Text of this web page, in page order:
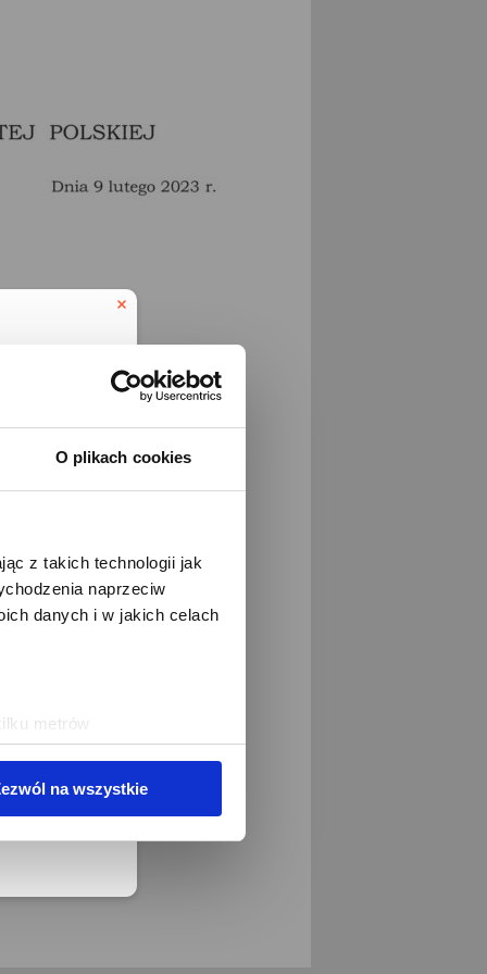
O plikach cookies
z takich technologii jak
naprzeciw
danych i w jakich celach
metrów
(fingerprinting, czyli
i analizować
społecznościowym,
od Ciebie lub
na wszystkie
call